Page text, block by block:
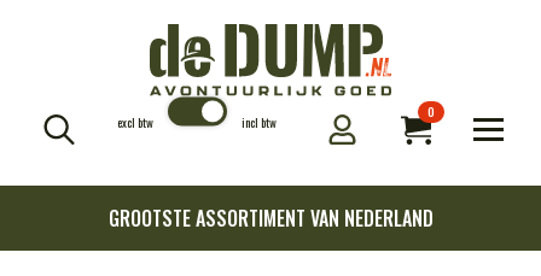
excl btw incl btw
0
GROOTSTE ASSORTIMENT VAN NEDERLAND